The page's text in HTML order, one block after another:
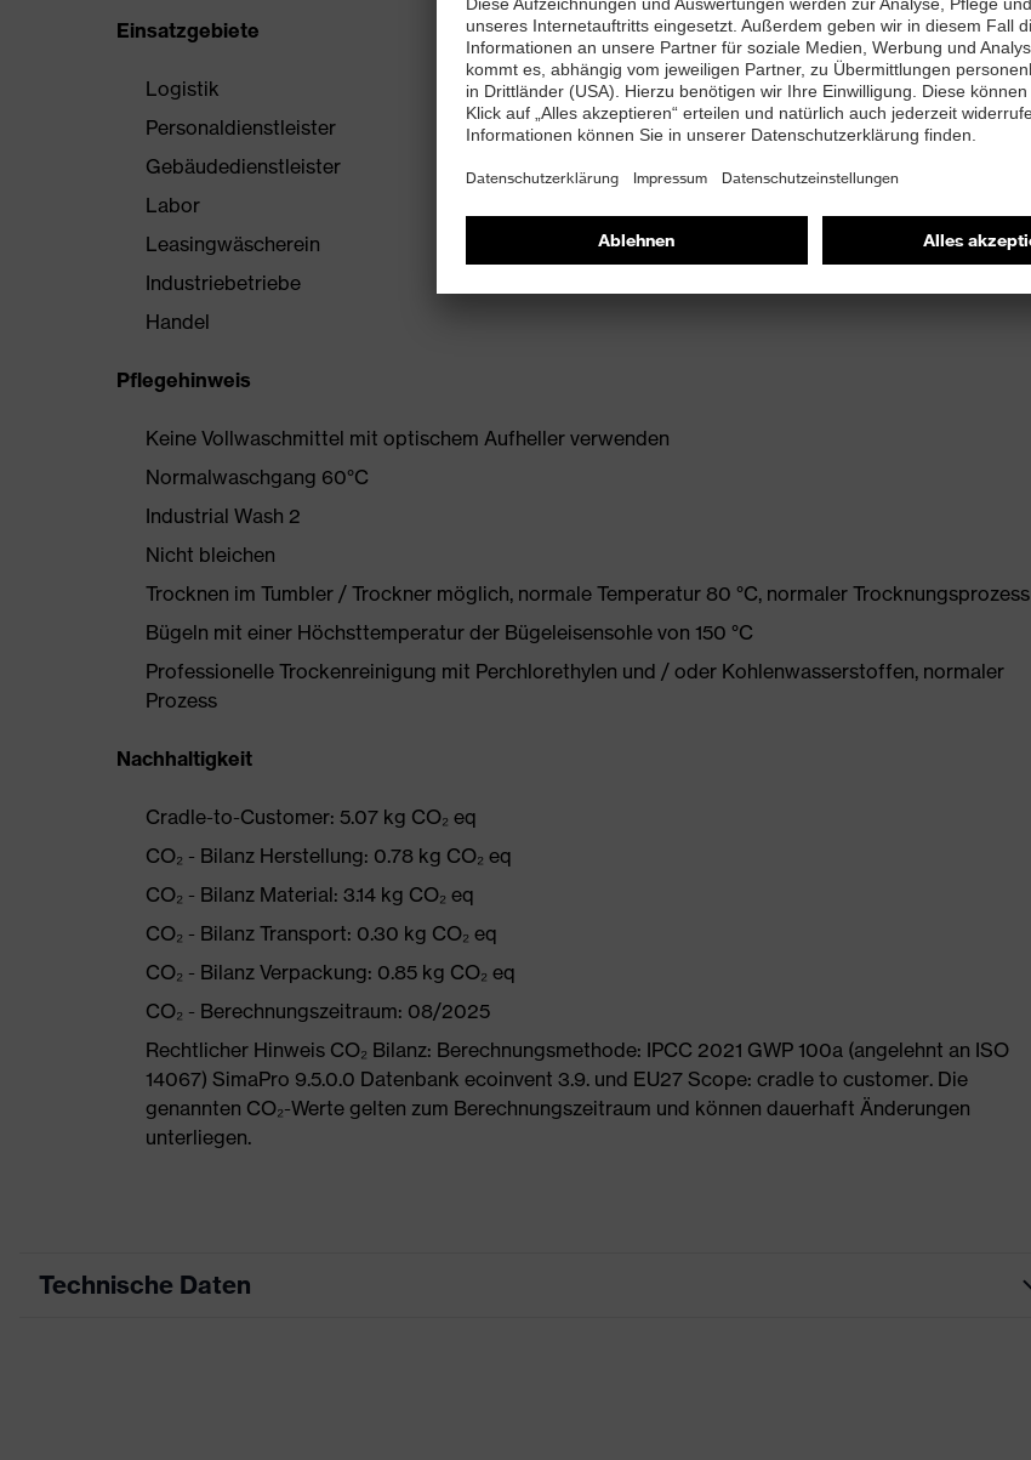
Einsatzgebiete
Logistik
Personaldienstleister
Gebäudedienstleister
Labor
Leasingwäscherein
Industriebetriebe
Handel
Pflegehinweis
Keine Vollwaschmittel mit optischem Aufheller verwenden
Normalwaschgang 60°C
Industrial Wash 2
Nicht bleichen
Trocknen im Tumbler / Trockner möglich, normale Temperatur 80 °C, normaler Trocknungsprozess
Bügeln mit einer Höchsttemperatur der Bügeleisensohle von 150 °C
Professionelle Trockenreinigung mit Perchlorethylen und / oder Kohlenwasserstoffen, normaler
Prozess
Nachhaltigkeit
Cradle-to-Customer: 5.07 kg CO₂ eq
CO₂ - Bilanz Herstellung: 0.78 kg CO₂ eq
CO₂ - Bilanz Material: 3.14 kg CO₂ eq
CO₂ - Bilanz Transport: 0.30 kg CO₂ eq
CO₂ - Bilanz Verpackung: 0.85 kg CO₂ eq
CO₂ - Berechnungszeitraum: 08/2025
Rechtlicher Hinweis CO₂ Bilanz: Berechnungsmethode: IPCC 2021 GWP 100a (angelehnt an ISO
14067) SimaPro 9.5.0.0 Datenbank ecoinvent 3.9. und EU27 Scope: cradle to customer. Die
genannten CO₂-Werte gelten zum Berechnungszeitraum und können dauerhaft Änderungen
unterliegen.
Technische Daten